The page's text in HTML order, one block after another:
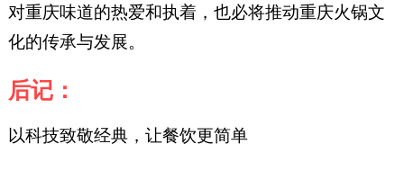
对重庆味道的热爱和执着，也必将推动重庆火锅文
化的传承与发展。
后记：
以科技致敬经典，让餐饮更简单